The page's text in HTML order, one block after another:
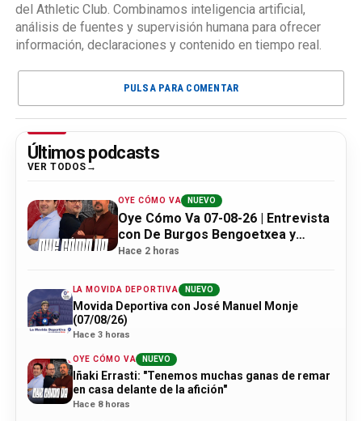
del Athletic Club. Combinamos inteligencia artificial,
análisis de fuentes y supervisión humana para ofrecer
información, declaraciones y contenido en tiempo real.
PULSA PARA COMENTAR
Últimos podcasts
VER TODOS
OYE CÓMO VA NUEVO
Oye Cómo Va 07-08-26 | Entrevista
con De Burgos Bengoetxea y
actualidad Athletic
Hace 2 horas
LA MOVIDA DEPORTIVA NUEVO
Movida Deportiva con José Manuel Monje
(07/08/26)
Hace 3 horas
OYE CÓMO VA NUEVO
Iñaki Errasti: "Tenemos muchas ganas de remar
en casa delante de la afición"
Hace 8 horas